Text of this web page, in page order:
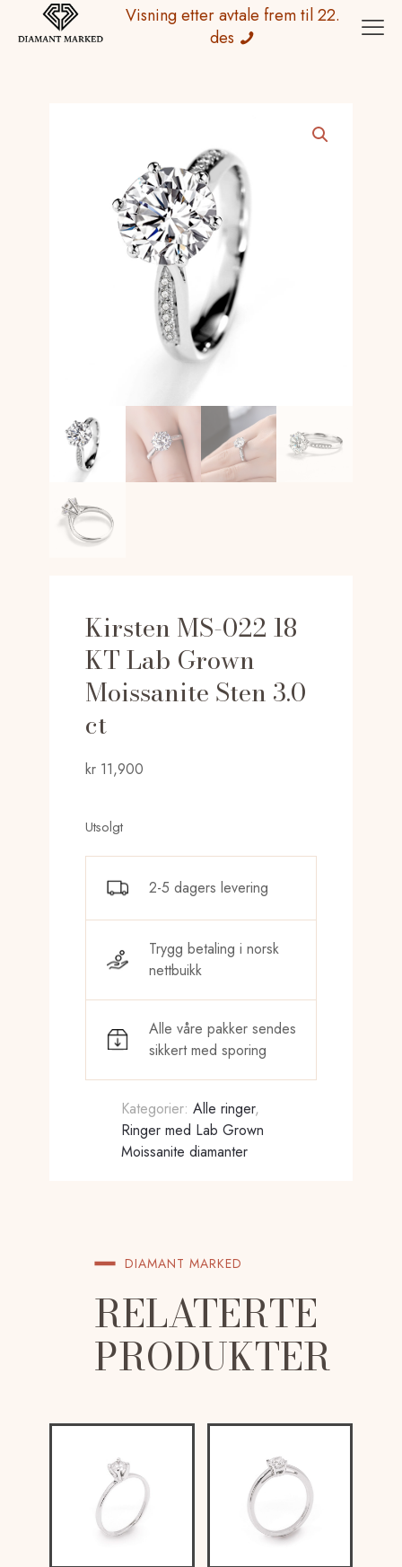
Visning etter avtale frem til 22.
des
Kirsten MS-022 18
KT Lab Grown
Moissanite Sten 3.0
ct
kr 11,900
Utsolgt
2-5 dagers levering
Trygg betaling i norsk
nettbuikk
Alle våre pakker sendes
sikkert med sporing
Kategorier:Alle ringer,
Ringer med Lab Grown
Moissanite diamanter
DIAMANT MARKED
RELATERTE
PRODUKTER